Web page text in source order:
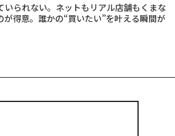
いられない。ネットもリアル店舗もくまな
得意。誰かの“買いたい”を叶える瞬間が